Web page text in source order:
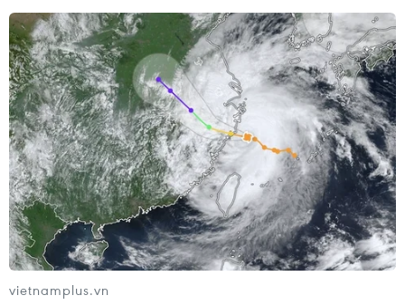
vietnamplus.vn